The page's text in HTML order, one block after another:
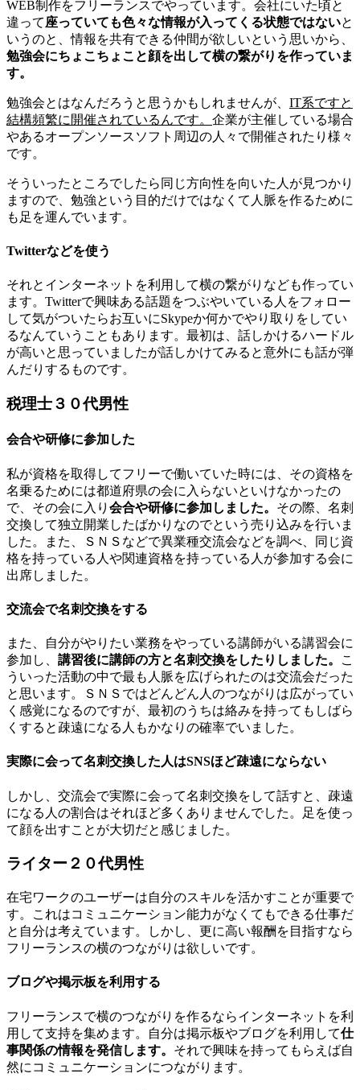
WEB制作をフリーランスでやっています。会社にいた頃と
違って座っていても色々な情報が入ってくる状態ではないと
いうのと、情報を共有できる仲間が欲しいという思いから、
勉強会にちょこちょこと顔を出して横の繋がりを作っていま
す。
勉強会とはなんだろうと思うかもしれませんが、 IT系ですと
結構頻繁に開催されているんです。 企業が主催している場合
やあるオープンソースソフト周辺の人々で開催されたり様々
です。
そういったところでしたら同じ方向性を向いた人が見つかり
ますので、勉強という目的だけではなくて人脈を作るために
も足を運んでいます。
Twitterなどを使う
それとインターネットを利用して横の繋がりなども作ってい
ます。Twitterで興味ある話題をつぶやいている人をフォロー
して気がついたらお互いにSkypeか何かでやり取りをしてい
るなんていうこともあります。最初は、話しかけるハードル
が高いと思っていましたが話しかけてみると意外にも話が弾
んだりするものです。
税理士３０代男性
会合や研修に参加した
私が資格を取得してフリーで働いていた時には、その資格を
名乗るためには都道府県の会に入らないといけなかったの
で、その会に入り 会合や研修に参加しました。 その際、名刺
交換して独立開業したばかりなのでという売り込みを行いま
した。また、ＳＮＳなどで異業種交流会などを調べ、同じ資
格を持っている人や関連資格を持っている人が参加する会に
出席しました。
交流会で名刺交換をする
また、自分がやりたい業務をやっている講師がいる講習会に
参加し、 講習後に講師の方と名刺交換をしたりしました。
こ
ういった活動の中で最も人脈を広げられたのは交流会だった
と思います。ＳＮＳではどんどん人のつながりは広がってい
く感覚になるのですが、最初のうちは絡みを持ってもしばら
くすると疎遠になる人もかなりの確率でいました。
実際に会って名刺交換した人はSNSほど疎遠にならない
しかし、交流会で実際に会って名刺交換をして話すと、疎遠
になる人の割合はそれほど多くありませんでした。足を使っ
て顔を出すことが大切だと感じました。
ライター２０代男性
在宅ワークのユーザーは自分のスキルを活かすことが重要で
す。これはコミュニケーション能力がなくてもできる仕事だ
と自分は考えています。しかし、更に高い報酬を目指すなら
フリーランスの横のつながりは欲しいです。
ブログや掲示板を利用する
フリーランスで横のつながりを作るならインターネットを利
用して支持を集めます。自分は掲示板やブログを利用して仕
事関係の情報を発信します。 それで興味を持ってもらえば自
然にコミュニケーションにつながります。